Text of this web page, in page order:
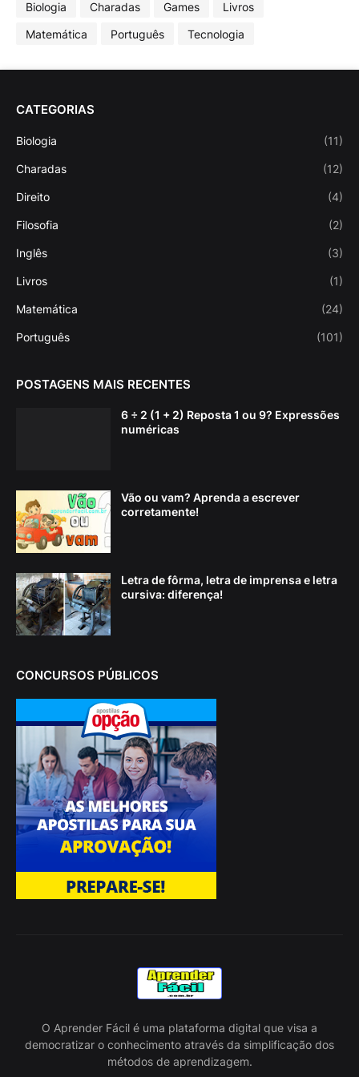
Biologia Charadas Games
Livros
Matemática
Português Tecnologia
CATEGORIAS
Biologia (11)
Charadas (12)
Direito (4)
Filosofia (2)
Inglês (3)
Livros (1)
Matemática (24)
Português (101)
POSTAGENS MAIS RECENTES
6 ÷ 2 (1 + 2) Reposta 1 ou 9? Expressões
numéricas
Vão ou vam? Aprenda a escrever
corretamente!
Letra de fôrma, letra de imprensa e letra
cursiva: diferença!
CONCURSOS PÚBLICOS
O Aprender Fácil é uma plataforma digital que visa a
democratizar o conhecimento através da simplificação dos
métodos de aprendizagem.